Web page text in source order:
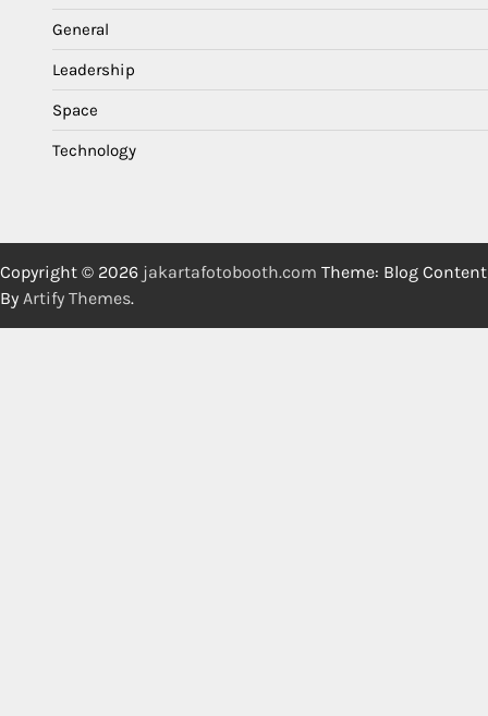
General
Leadership
Space
Technology
Copyright © 2026 jakartafotobooth.com Theme: Blog Content
By Artify Themes.